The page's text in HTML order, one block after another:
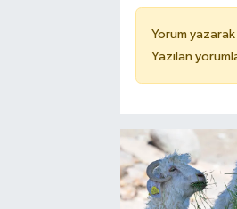
Yorum yazarak
Yazılan